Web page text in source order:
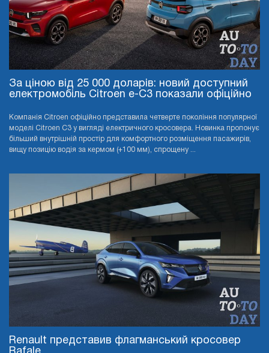
За ціною від 25 000 доларів: новий доступний
електромобіль Citroen e-C3 показали офіційно
Компанія Citroen офіційно представила четверте покоління популярної
моделі Citroen C3 у вигляді електричного кросовера. Новинка пропонує
більший внутрішній простір для комфортного розміщення пасажирів,
вищу позицію водія за кермом (+100 мм), спрощену ...
Renault представив флагманський кросовер